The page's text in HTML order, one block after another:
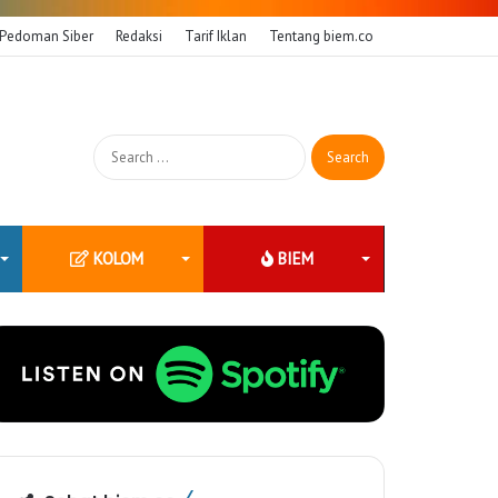
Pedoman Siber Redaksi Tarif Iklan Tentang biem.co
Search
for:
KOLOM BIEM